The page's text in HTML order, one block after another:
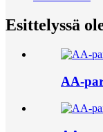
Esittelyssä
AA-